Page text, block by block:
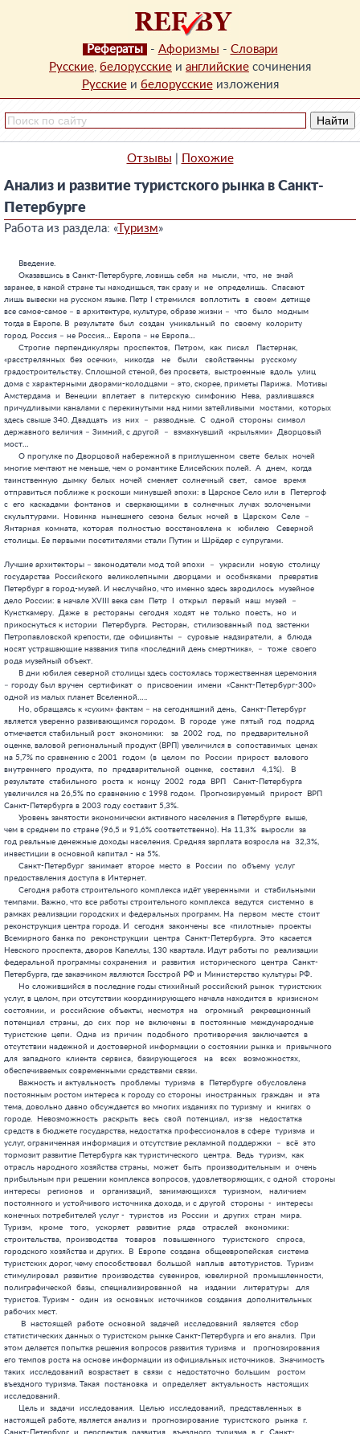
Рефераты - Афоризмы - Словари
Русские, белорусские и английские сочинения
Русскиеи белорусскиеизложения
Отзывы Похожие
Анализ и развитие туристского рынка в Санкт-
Петербурге
Работа из раздела: «Туризм»